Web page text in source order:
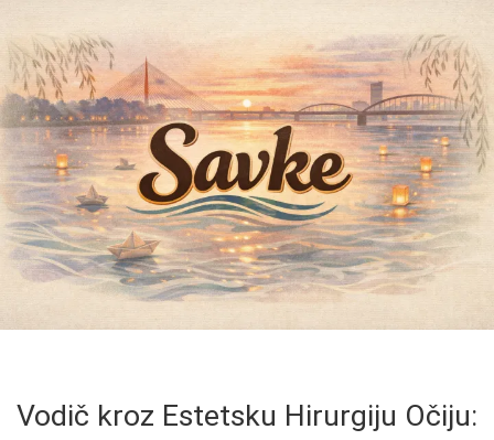
Vodič kroz Estetsku Hirurgiju Očiju: